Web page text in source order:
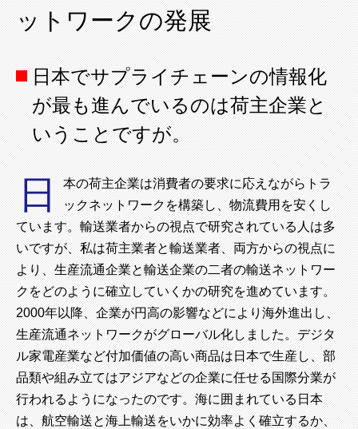
ットワークの発展
日本でサプライチェーンの情報化
が最も進んでいるのは荷主企業と
いうことですが。
日 本の荷主企業は消費者の要求に応えながらトラ
ックネットワークを構築し、物流費用を安くし
ています。輸送業者からの視点で研究されている人は多
いですが、私は荷主業者と輸送業者、両方からの視点に
より、生産流通企業と輸送企業の二者の輸送ネットワー
クをどのように確立していくかの研究を進めています。
2000年以降、企業が円高の影響などにより海外進出し、
生産流通ネットワークがグローバル化しました。デジタ
ル家電産業など付加価値の高い商品は日本で生産し、部
品類や組み立てはアジアなどの企業に任せる国際分業が
行われるようになったのです。海に囲まれている日本
は、航空輸送と海上輸送をいかに効率よく確立するか、